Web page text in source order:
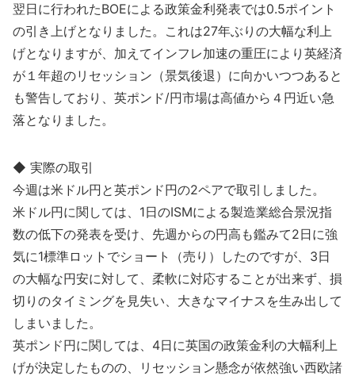
翌日に行われたBOEによる政策金利発表では0.5ポイント
の引き上げとなりました。これは27年ぶりの大幅な利上
げとなりますが、加えてインフレ加速の重圧により英経済
が１年超のリセッション（景気後退）に向かいつつあると
も警告しており、英ポンド/円市場は高値から４円近い急
落となりました。
◆ 実際の取引
今週は米ドル円と英ポンド円の2ペアで取引しました。
米ドル円に関しては、1日のISMによる製造業総合景況指
数の低下の発表を受け、先週からの円高も鑑みて2日に強
気に1標準ロットでショート（売り）したのですが、3日
の大幅な円安に対して、柔軟に対応することが出来ず、損
切りのタイミングを見失い、大きなマイナスを生み出して
しまいました。
英ポンド円に関しては、4日に英国の政策金利の大幅利上
げが決定したものの、リセッション懸念が依然強い西欧諸